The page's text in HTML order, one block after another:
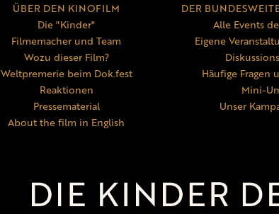
ÜBER DEN KINOFILM
Die "Kinder"
Filmemacher und Team
Wozu dieser Film?
Weltpremerie beim Dok.fest
Reaktionen
Pressematerial
About the film in English
DER
Alle Events
Eigene
Häufige Fragen
Mini-
Unser